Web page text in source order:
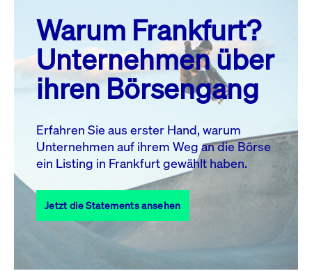
MO. DI. MI. DO. FR. SA. SO.
1
2
3
4 5 6 7 8
10 11 13 14
17
18 19 20 21 22
23
27 28
31
Alle Events
Warum Frankfurt?
Unternehmen über
ihren Börsengang
Erfahren Sie aus erster Hand, warum
Unternehmen auf ihrem Weg an die Börse
ein Listing in Frankfurt gewählt haben.
Jetzt die Statements ansehen